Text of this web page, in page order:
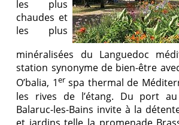
les plus
chaudes et
les plus
minéralisées du Languedoc
station synonyme de bien-être
O’balia, 1erspa thermal de
les rives de l’étang. Du port
Balaruc-les-Bains invite à la
et jardins telle la promenade